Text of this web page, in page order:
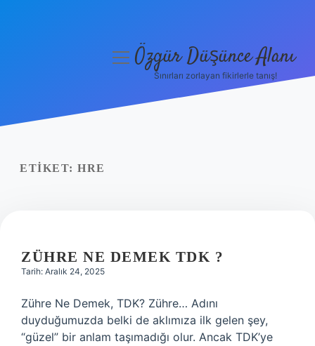
Yasal Uyarı
menüyüÖzgür Düşünce Alanı
Sınırları zorlayan fikirlerle tanış!
ETIKET: HRE
ZÜHRE NE DEMEK TDK ?
Tarih: Aralık 24, 2025
Zühre Ne Demek, TDK? Zühre… Adını
duyduğumuzda belki de aklımıza ilk gelen şey,
“güzel” bir anlam taşımadığı olur. Ancak TDK’ye